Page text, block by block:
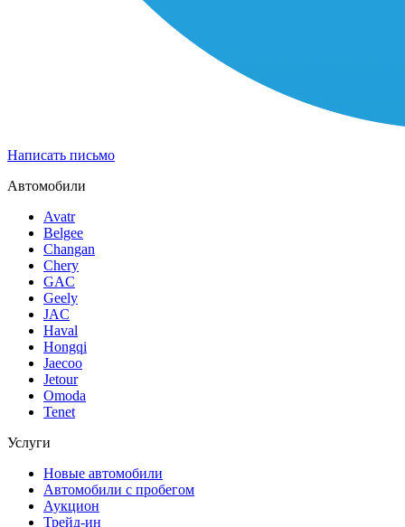
Написать письмо
Автомобили
Avatr
Belgee
Changan
Chery
GAC
Geely
JAC
Haval
Hongqi
Jaecoo
Jetour
Omoda
Tenet
Услуги
Новые автомобили
Автомобили с пробегом
Аукцион
Трейд-ин